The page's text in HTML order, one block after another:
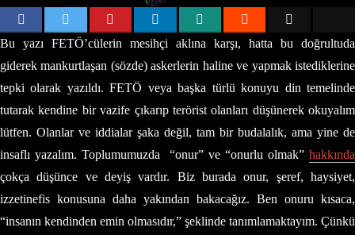
Bu yazı FETÖ’cülerin mesihçi aklına karşı, hatta bu doğrultuda
giderek mankurtlaşan (sözde) askerlerin haline ve yapmak istediklerine
tepki olarak yazıldı. FETÖ veya başka türlü konuyu din temelinde
tutarak kendine bir vazife çıkarıp terörist olanları düşünerek okuyalım
lütfen. Olanlar ve iddialar şaka değil, tam bir budalalık, ama yine de
insaflı yazalım. Toplumumuzda “onur” ve “onurlu olmak” hakkında
çokça düşünce ve deyiş vardır. Biz burada onur, şeref, haysiyet,
izzetinefis konusuna daha yakından bakacağız. Ben onuru kısaca,
“insanın kendinden emin olmasıdır,” şeklinde tanımlamaktayım. Çünkü